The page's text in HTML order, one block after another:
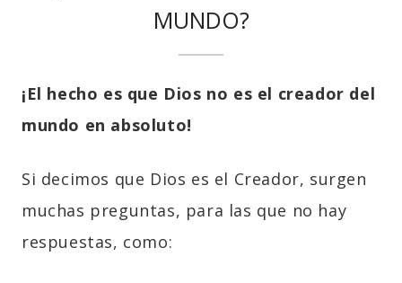
MUNDO?
¡El hecho es que Dios no es el creador del
mundo en absoluto!
Si decimos que Dios es el Creador, surgen
muchas preguntas, para las que no hay
respuestas, como: